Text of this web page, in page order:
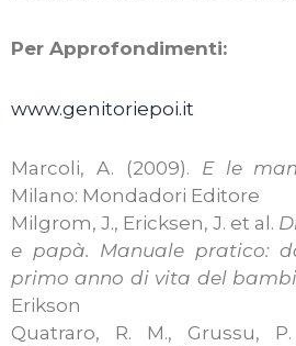
Per Approfondimenti:
www.genitoriepoi.it
Marcoli, A. (2009). E le
Milano: Mondadori Editore
Milgrom, J., Ericksen, J. et al.
e papà. Manuale pratico:
primo anno di vita del
Erikson
Quatraro, R. M., Grussu, P.